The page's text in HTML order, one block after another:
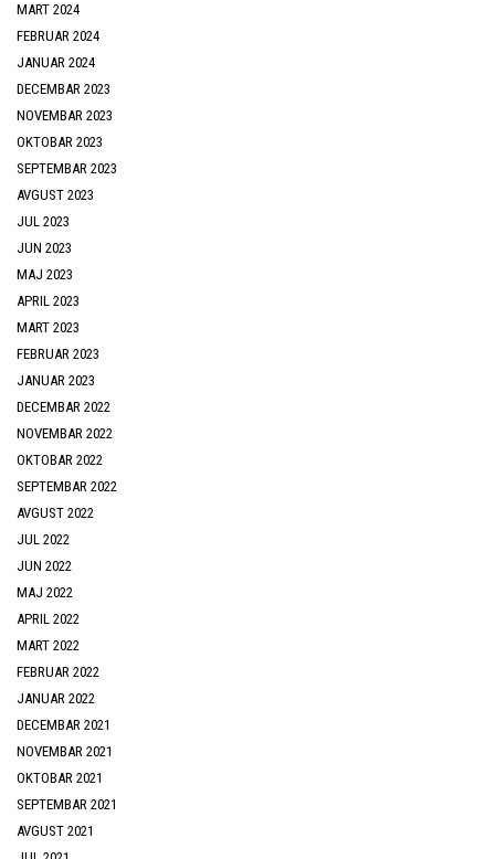
MART 2024
FEBRUAR 2024
JANUAR 2024
DECEMBAR 2023
NOVEMBAR 2023
OKTOBAR 2023
SEPTEMBAR 2023
AVGUST 2023
JUL 2023
JUN 2023
MAJ 2023
APRIL 2023
MART 2023
FEBRUAR 2023
JANUAR 2023
DECEMBAR 2022
NOVEMBAR 2022
OKTOBAR 2022
SEPTEMBAR 2022
AVGUST 2022
JUL 2022
JUN 2022
MAJ 2022
APRIL 2022
MART 2022
FEBRUAR 2022
JANUAR 2022
DECEMBAR 2021
NOVEMBAR 2021
OKTOBAR 2021
SEPTEMBAR 2021
AVGUST 2021